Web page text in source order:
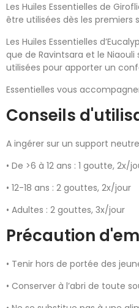
Les Huiles Essentielles de
être utilisées dès les premiers
Les Huiles Essentielles
que de Ravintsara et le
utilisées pour apporter un
Essentielles vous
Conseils
A ingérer sur un support
• De >6 à 12 ans : 1 goutte, 2x/
• 12-18 ans : 2 gouttes, 2x/jour
• Adultes : 2 gouttes, 3x/jour
Précaution
• Tenir hors de portée des
• Conserver à l’abri de toute